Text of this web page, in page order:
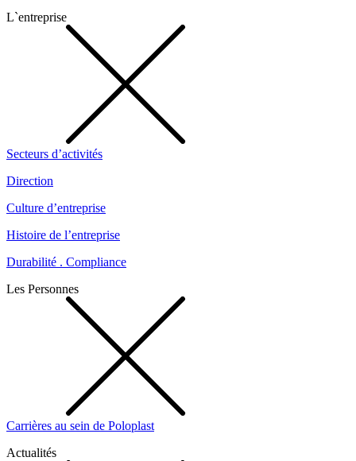
L`entreprise
Secteurs d’activités
Direction
Culture d’entreprise
Histoire de l’entreprise
Durabilité . Compliance
Les Personnes
Carrières au sein de Poloplast
Actualités